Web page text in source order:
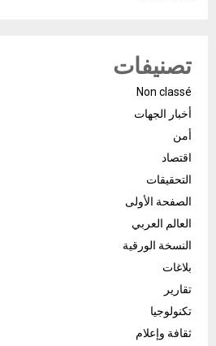
تصنيفات
Non classé
أخبار الجهات
أمن
اقتصاد
التحقيقات
الصفحة الأولى
العالم العربي
النسخة الورقية
بلاغات
تقارير
تكنولوجيا
ثقافة وإعلام